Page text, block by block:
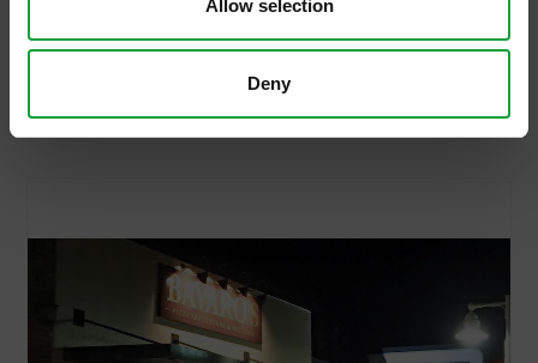
Allow selection
Deny
Da giorni pensavo a questo articolo...